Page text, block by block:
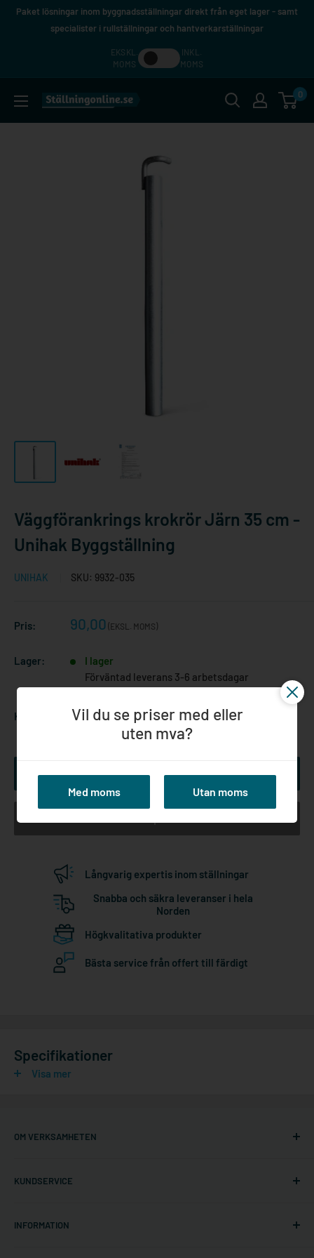
HoppaPaket lösningar inom byggnadsställningar direkt från eget lager - samt
specialister i rullställningar och hantverkarställningar
EKSKL.
MOMS
INKL.
MOMS
Ställningonline.se
0
Väggförankrings krokrör Järn 35 cm -
Unihak Byggställning
UNIHAK SKU: 9932-035
Pris: Reapris
90,00 (EKSL. MOMS)
Lager:
I lager
Förväntad leverans 3-6 arbetsdagar
Kvantitet:
Lägg till i kundvagn
Långvarig expertis inom ställningar
Snabba och säkra leveranser i hela
Norden
Högkvalitativa produkter
Bästa service från offert till färdigt
Specifikationer
Visa mer
OM VERKSAMHETEN
Gräshoppsvägen 7 B (kontor/ej lager)
Sverige
KUNDSERVICE
Kontakta oss
INFORMATION
Vil du se priser med eller
uten mva?
Med moms Utan moms